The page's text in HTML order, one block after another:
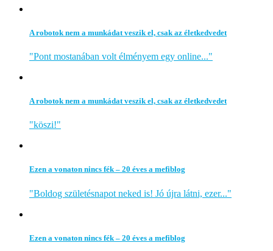
A robotok nem a munkádat veszik el, csak az életkedvedet
"Pont mostanában volt élményem egy online..."
A robotok nem a munkádat veszik el, csak az életkedvedet
"köszi!"
Ezen a vonaton nincs fék – 20 éves a mefiblog
"Boldog születésnapot neked is! Jó újra látni, ezer..."
Ezen a vonaton nincs fék – 20 éves a mefiblog